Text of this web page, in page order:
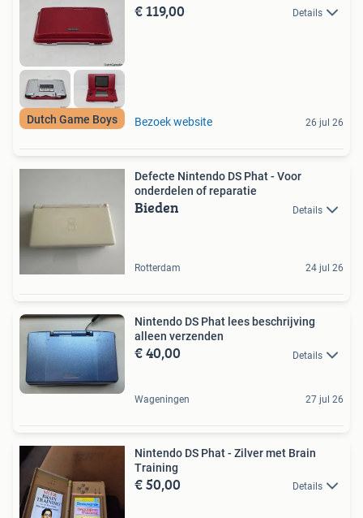
Dutch Game Boys
€ 119,00 Details
Bezoek website 26 jul 26
Defecte Nintendo DS Phat - Voor
onderdelen of reparatie
Bieden Details
Rotterdam 24 jul 26
Nintendo DS Phat lees beschrijving
alleen verzenden
€ 40,00 Details
Wageningen 27 jul 26
Nintendo DS Phat - Zilver met Brain
Training
€ 50,00 Details